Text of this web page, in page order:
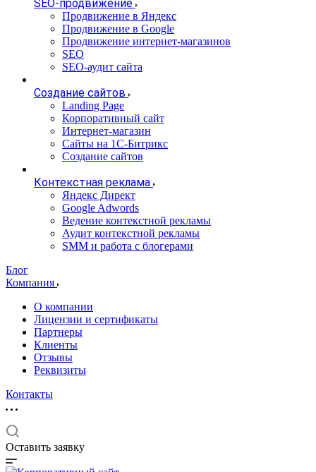
SEO-продвижение
Продвижение в Яндекс
Продвижение в Google
Продвижение интернет-магазинов
SEO
SEO-аудит сайта
Создание сайтов
Landing Page
Корпоративный сайт
Интернет-магазин
Сайты на 1С-Битрикс
Создание сайтов
Контекстная реклама
Яндекс Директ
Google Adwords
Ведение контекстной рекламы
Аудит контекстной рекламы
SMM и работа с блогерами
Блог
Компания
О компании
Лицензии и сертификаты
Партнеры
Клиенты
Отзывы
Реквизиты
Контакты
Оставить заявку